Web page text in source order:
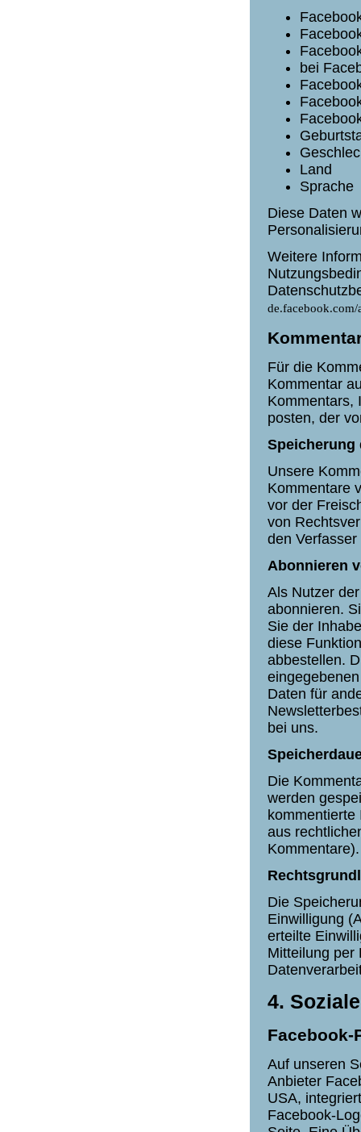
bei
Land
Sprache
Diese Daten
Weitere
Für die
Kommentar
Kommentars,
posten, der
Speicherung
Unsere
Kommentare
vor der
von
den
Abonnieren
Als Nutzer
abonnieren.
Sie der
diese
abbestellen.
Daten für
bei uns.
Die
werden
kommentierte
aus
Kommentare).
Die
Einwilligung
erteilte
Mitteilung per
4.
Facebook-
Auf unseren
Anbieter
USA,
Facebook-